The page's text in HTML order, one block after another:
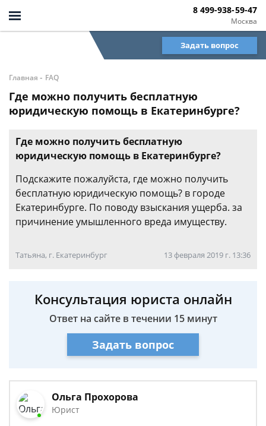
Москва
8 499-938-59-47
Задать вопрос
Главная - FAQ
Где можно получить бесплатную
юридическую помощь в Екатеринбурге?
Где можно получить бесплатную
юридическую помощь в Екатеринбурге?
Подскажите пожалуйста, где можно получить
бесплатную юридическую помощь? в городе
Екатеринбурге. По поводу взыскания ущерба. за
причинение умышленного вреда имуществу.
Татьяна, г. Екатеринбург 13 февраля 2019 г. 13:36
Консультация юриста онлайн
Ответ на сайте в течении 15 минут
Задать вопрос
Ольга Прохорова
Юрист